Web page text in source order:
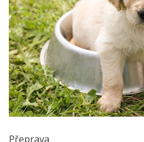
Přeprava